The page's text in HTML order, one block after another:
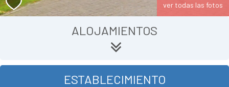
ver todas las fotos
ALOJAMIENTOS
ESTABLECIMIENTO